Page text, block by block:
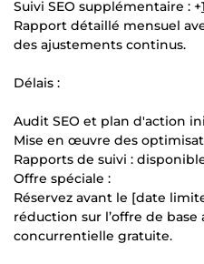
Suivi SEO supplémentaire : +
Rapport détaillé mensuel
des ajustements continus.
Délais :
Audit SEO et plan d'action
Mise en œuvre des
Rapports de suivi :
Offre spéciale :
Réservez avant le [date
réduction sur l’offre de base
concurrentielle gratuite.